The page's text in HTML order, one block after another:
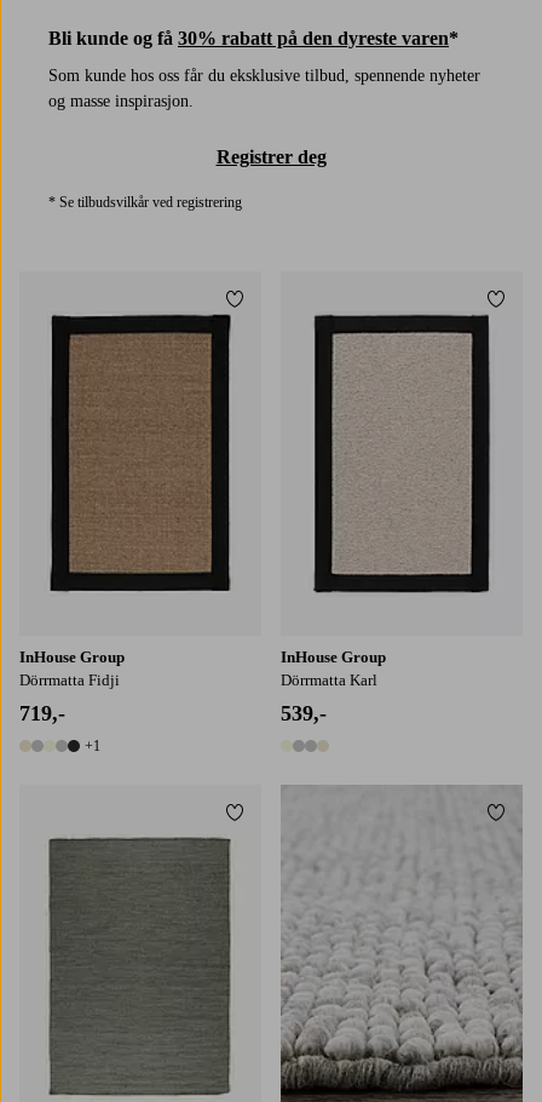
Bli kunde og få 30% rabatt på den dyreste varen*
Som kunde hos oss får du eksklusive tilbud, spennende nyheter
og masse inspirasjon.
Registrer deg
* Se tilbudsvilkår ved registrering
InHouse Group
Dörrmatta Fidji
719,-
6 farger
+1
Legg til favoritter
InHouse Group
Dörrmatta Karl
539,-
4 farger
60X90
Legg til favoritter
200